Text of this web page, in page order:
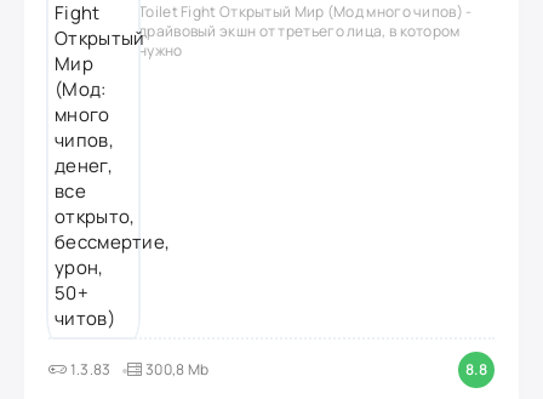
Toilet Fight Открытый Мир (Мод много чипов) -
драйвовый экшн от третьего лица, в котором
нужно
1.3.83 300,8 Mb 8.8